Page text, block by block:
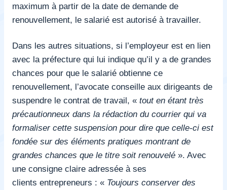
maximum à partir de la date de demande de
renouvellement, le salarié est autorisé à travailler.
Dans les autres situations, si l’employeur est en lien
avec la préfecture qui lui indique qu’il y a de grandes
chances pour que le salarié obtienne ce
renouvellement, l’avocate conseille aux dirigeants de
suspendre le contrat de travail, « tout en étant très
précautionneux dans la rédaction du courrier qui va
formaliser cette suspension pour dire que celle-ci est
fondée sur des éléments pratiques montrant de
grandes chances que le titre soit renouvelé ». Avec
une consigne claire adressée à ses
clients entrepreneurs : « Toujours conserver des